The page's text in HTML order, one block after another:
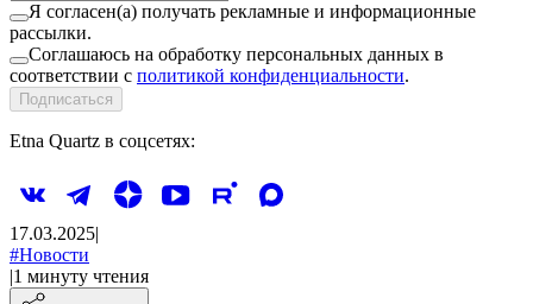
Я согласен(а) получать рекламные и информационные
рассылки.
Соглашаюсь на обработку персональных данных в
соответствии с политикой конфиденциальности.
Подписаться
Etna Quartz в соцсетях:
17.03.2025|
#Новости
|1 минуту чтения